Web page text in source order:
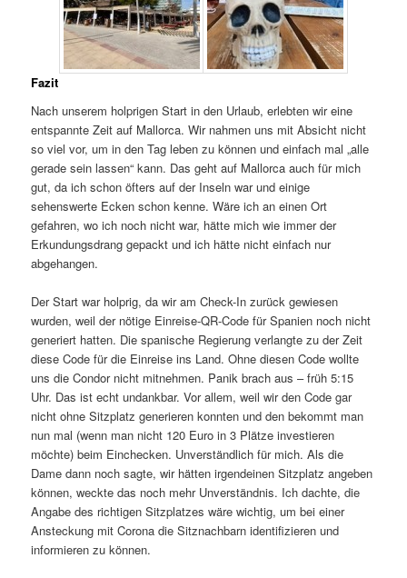
Fazit
Nach unserem holprigen Start in den Urlaub, erlebten wir eine
entspannte Zeit auf Mallorca. Wir nahmen uns mit Absicht nicht
so viel vor, um in den Tag leben zu können und einfach mal „alle
gerade sein lassen“ kann. Das geht auf Mallorca auch für mich
gut, da ich schon öfters auf der Inseln war und einige
sehenswerte Ecken schon kenne. Wäre ich an einen Ort
gefahren, wo ich noch nicht war, hätte mich wie immer der
Erkundungsdrang gepackt und ich hätte nicht einfach nur
abgehangen.
Der Start war holprig, da wir am Check-In zurück gewiesen
wurden, weil der nötige Einreise-QR-Code für Spanien noch nicht
generiert hatten. Die spanische Regierung verlangte zu der Zeit
diese Code für die Einreise ins Land. Ohne diesen Code wollte
uns die Condor nicht mitnehmen. Panik brach aus – früh 5:15
Uhr. Das ist echt undankbar. Vor allem, weil wir den Code gar
nicht ohne Sitzplatz generieren konnten und den bekommt man
nun mal (wenn man nicht 120 Euro in 3 Plätze investieren
möchte) beim Einchecken. Unverständlich für mich. Als die
Dame dann noch sagte, wir hätten irgendeinen Sitzplatz angeben
können, weckte das noch mehr Unverständnis. Ich dachte, die
Angabe des richtigen Sitzplatzes wäre wichtig, um bei einer
Ansteckung mit Corona die Sitznachbarn identifizieren und
informieren zu können.